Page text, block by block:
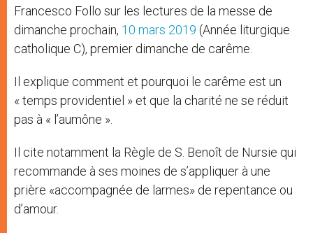
Francesco Follo sur les lectures de la messe de
dimanche prochain, 10 mars 2019 (Année liturgique
catholique C), premier dimanche de carême.
Il explique comment et pourquoi le carême est un
« temps providentiel » et que la charité ne se réduit
pas à « l’aumône ».
Il cite notamment la Règle de S. Benoît de Nursie qui
recommande à ses moines de s’appliquer à une
prière «accompagnée de larmes» de repentance ou
d’amour.